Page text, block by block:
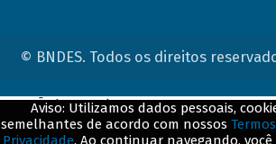
© BNDES. Todos os direitos
Aviso: Utilizamos dados pessoais,
semelhantes de acordo com nossos
Privacidade. Ao continuar navegando,
ConteÃºdo complementar
${title}${badge}